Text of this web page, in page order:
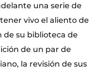
una serie de
vivo el aliento de
de su biblioteca de
de un par de
la revisión de sus